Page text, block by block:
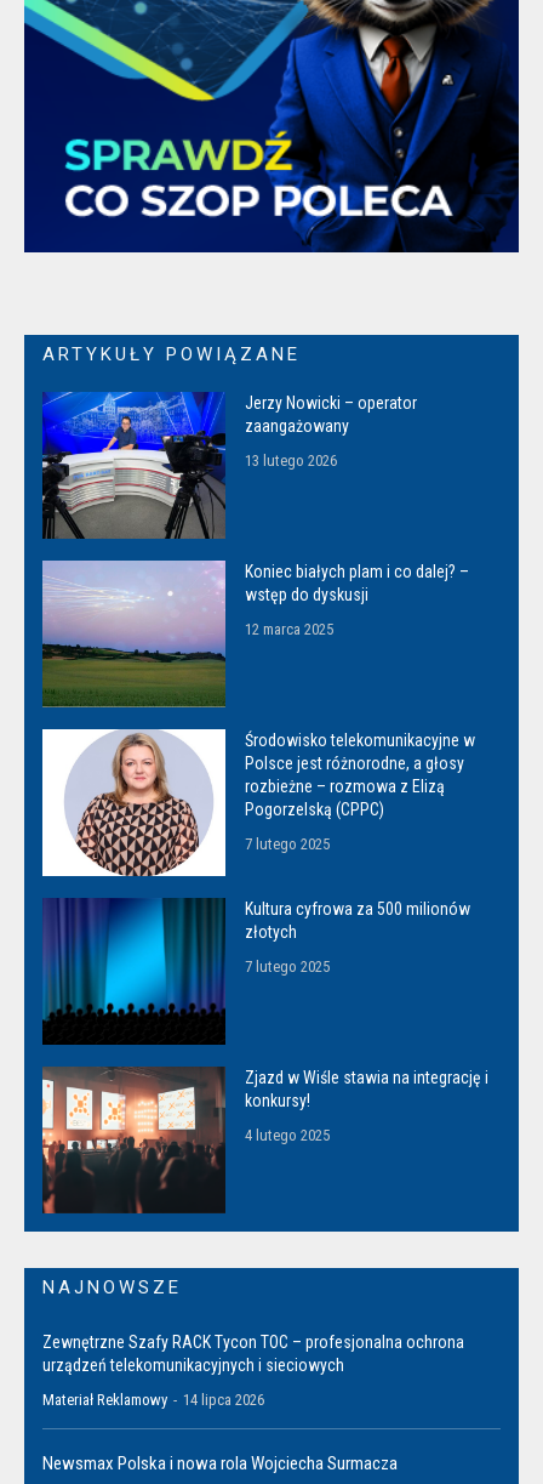
ARTYKUŁY POWIĄZANE
Jerzy Nowicki – operator
zaangażowany
13 lutego 2026
Koniec białych plam i co dalej? –
wstęp do dyskusji
12 marca 2025
Środowisko telekomunikacyjne w
Polsce jest różnorodne, a głosy
rozbieżne – rozmowa z Elizą
Pogorzelską (CPPC)
7 lutego 2025
Kultura cyfrowa za 500 milionów
złotych
7 lutego 2025
Zjazd w Wiśle stawia na integrację i
konkursy!
4 lutego 2025
NAJNOWSZE
Zewnętrzne Szafy RACK Tycon TOC – profesjonalna ochrona
urządzeń telekomunikacyjnych i sieciowych
Materiał Reklamowy - 14 lipca 2026
Newsmax Polska i nowa rola Wojciecha Surmacza